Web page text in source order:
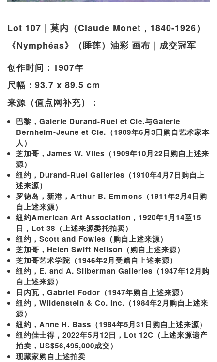
Lot 107｜莫内（Claude Monet，1840-1926）
《Nymphéas》（睡莲）油彩 画布｜成交冠军
创作时间：1907年
尺幅：93.7 x 89.5 cm
来源（值点网补充）：
巴黎，Galerie Durand-Ruel et Cie.与Galerie
Bernheim-Jeune et Cie.（1909年6月3日购自艺术家本
人）
芝加哥，James W. Viles（1909年10月22日购自上述来
源）
纽约，Durand-Ruel Galleries（1910年4月7日购自上
述来源）
罗德岛，新港，Arthur B. Emmons（1911年2月4日购
自上述来源）
纽约American Art Association，1920年1月14至15
日，Lot 38（上述来源委托拍卖）
纽约，Scott and Fowles（购自上述来源）
芝加哥，Helen Swift Neilson（购自上述来源）
芝加哥艺术学院（1946年2月受赠自上述来源）
纽约，E. and A. Silberman Galleries（1947年12月购
自上述来源）
日内瓦，Gabriel Fodor（1947年购自上述来源）
纽约，Wildenstein & Co. Inc.（1984年2月购自上述来
源）
纽约，Anne H. Bass（1984年5月31日购自上述来源）
纽约佳士得，2022年5月12日，Lot 12C（上述来源遗产
拍卖，US$56,495,000成交）
现藏家购自上述拍卖